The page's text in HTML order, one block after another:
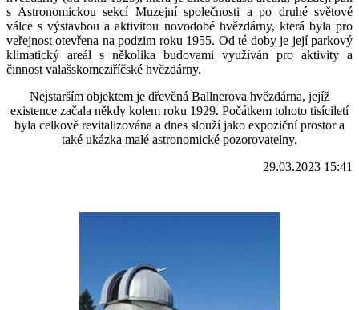
s Astronomickou sekcí Muzejní společnosti a po druhé světové
válce s výstavbou a aktivitou novodobé hvězdárny, která byla pro
veřejnost otevřena na podzim roku 1955. Od té doby je její parkový
klimatický areál s několika budovami využíván pro aktivity a
činnost valašskomeziříčské hvězdárny.
Nejstarším objektem je dřevěná Ballnerova hvězdárna, jejíž
existence začala někdy kolem roku 1929. Počátkem tohoto tisíciletí
byla celkově revitalizována a dnes slouží jako expoziční prostor a
také ukázka malé astronomické pozorovatelny.
29.03.2023 15:41